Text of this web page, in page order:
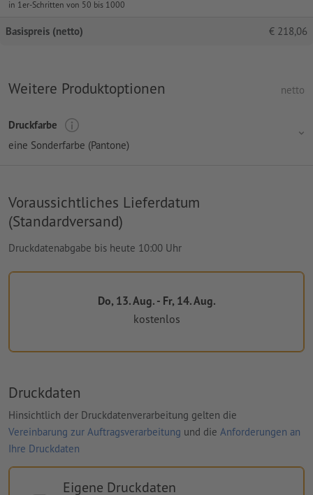
in 1er-Schritten von 50 bis 1000
Basispreis (netto) € 218,06
Weitere Produktoptionen netto
Druckfarbe
eine Sonderfarbe (Pantone)
Voraussichtliches Lieferdatum
(Standardversand)
Druckdatenabgabe bis heute 10:00 Uhr
Do, 13. Aug. - Fr, 14. Aug.
kostenlos
Druckdaten
Hinsichtlich der Druckdatenverarbeitung gelten die
Vereinbarung zur Auftragsverarbeitung und die Anforderungen an
Ihre Druckdaten
Eigene Druckdaten